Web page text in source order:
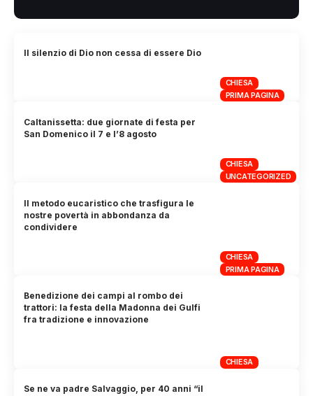
CHIESA
PRIMA PAGINA
Il silenzio di Dio non cessa di essere Dio
CHIESA
UNCATEGORIZED
Caltanissetta: due giornate di festa per
San Domenico il 7 e l’8 agosto
CHIESA
PRIMA PAGINA
Il metodo eucaristico che trasfigura le
nostre povertà in abbondanza da
condividere
CHIESA
Benedizione dei campi al rombo dei
trattori: la festa della Madonna dei Gulfi
fra tradizione e innovazione
Se ne va padre Salvaggio, per 40 anni “il